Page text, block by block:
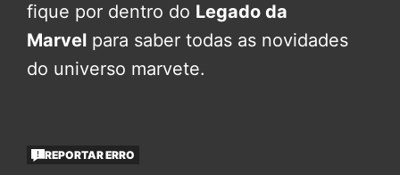
fique por dentro do Legado da
Marvel para saber todas as novidades
do universo marvete.
REPORTAR ERRO